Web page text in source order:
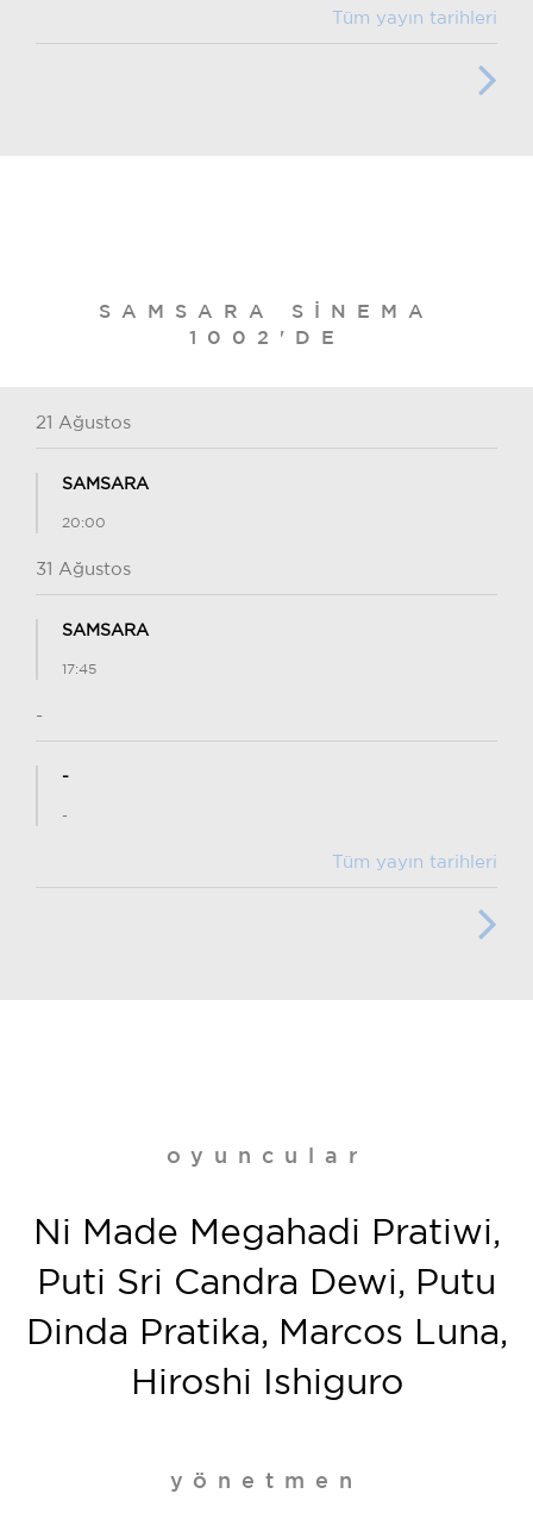
Tüm yayın tarihleri
SAMSARA SINEMA
1002'DE
21 Ağustos
SAMSARA
20:00
31 Ağustos
SAMSARA
17:45
-
-
-
Tüm yayın tarihleri
oyuncular
Ni Made Megahadi Pratiwi,
Puti Sri Candra Dewi, Putu
Dinda Pratika, Marcos Luna,
Hiroshi Ishiguro
yönetmen